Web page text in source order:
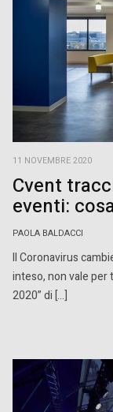
11 NOVEMBRE 2020
Cvent
eventi:
PAOLA BALDACCI
Il Coronavirus
inteso, non vale per
2020” di […]